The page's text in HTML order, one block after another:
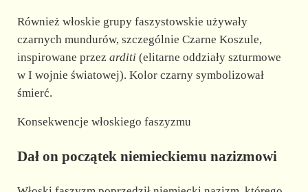
Również włoskie grupy faszystowskie używały
czarnych mundurów, szczególnie Czarne Koszule,
inspirowane przez arditi (elitarne oddziały szturmowe
w I wojnie światowej). Kolor czarny symbolizował
śmierć.
Konsekwencje włoskiego faszyzmu
Dał on początek niemieckiemu nazizmowi